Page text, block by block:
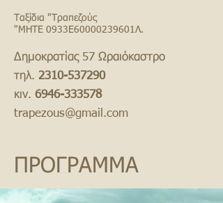
Ταξίδια "Τραπεζούς
"ΜΗΤΕ 0933Ε60000239601Λ.
Δημοκρατίας 57 Ωραιόκαστρο
τηλ. 2310-537290
κιν. 6946-333578
trapezous@gmail.com
ΠΡΟΓΡΑΜΜΑ